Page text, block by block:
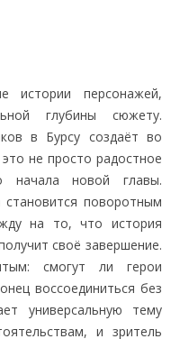
истории персонажей,
глубины сюжету.
в Бурсу создаёт во
не просто радостное
начала новой главы.
становится поворотным
на то, что история
своё завершение.
смогут ли герои
воссоединиться без
универсальную тему
и зритель